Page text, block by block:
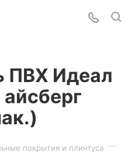
ПВХ Идеал
покрытия и плинтуса —